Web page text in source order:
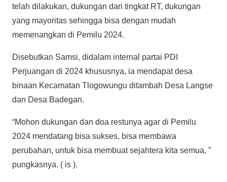
telah dilakukan, dukungan dari tingkat RT, dukungan
yang mayoritas sehingga bisa dengan mudah
memenangkan di Pemilu 2024.
Disebutkan Samsi, didalam internal partai PDI
Perjuangan di 2024 khususnya, ia mendapat desa
binaan Kecamatan Tlogowungu ditambah Desa Langse
dan Desa Badegan.
“Mohon dukungan dan doa restunya agar di Pemilu
2024 mendatang bisa sukses, bisa membawa
perubahan, untuk bisa membuat sejahtera kita semua, ”
pungkasnya. ( is ).